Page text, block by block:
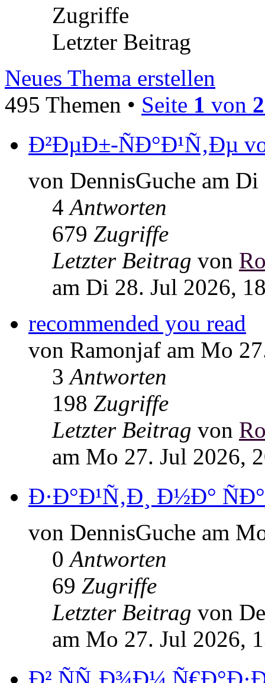
Zugriffe
Letzter Beitrag
Neues Thema erstellen
495 Themen • Seite 1 von
Ð²ÐµÐ±-ÑÐ°Ð¹Ñ‚Ðµ
von DennisGuche am
4Antworten
679 Zugriffe
Letzter Beitrag von
am Di 28. Jul 2026,
recommended you read
von Ramonjaf am Mo
3Antworten
198 Zugriffe
Letzter Beitrag von
am Mo 27. Jul 2026,
Ð·Ð°Ð¹Ñ‚Ð¸ Ð½Ð°
von DennisGuche am
0Antworten
69 Zugriffe
Letzter Beitrag von
am Mo 27. Jul 2026,